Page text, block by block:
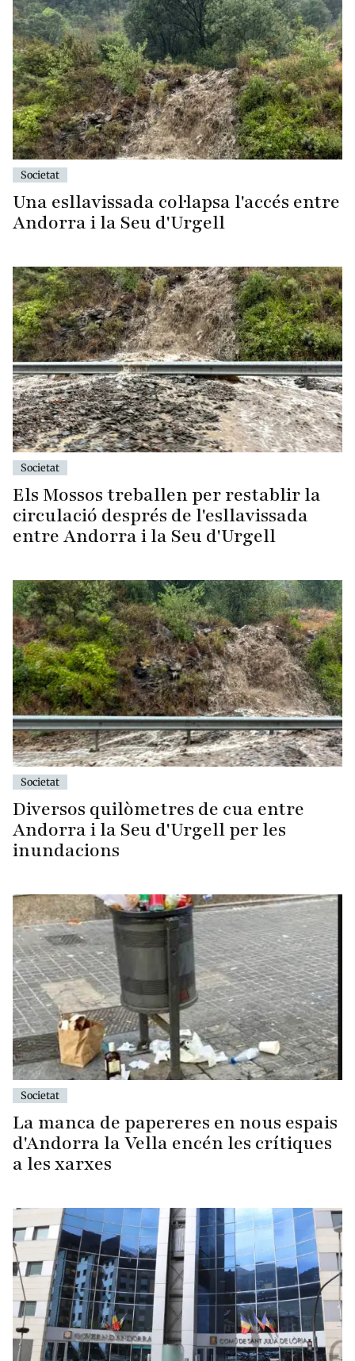
Societat
Una esllavissada col·lapsa l'accés entre
Andorra i la Seu d'Urgell
Societat
Els Mossos treballen per restablir la
circulació després de l'esllavissada
entre Andorra i la Seu d'Urgell
Societat
Diversos quilòmetres de cua entre
Andorra i la Seu d'Urgell per les
inundacions
Societat
La manca de papereres en nous espais
d'Andorra la Vella encén les crítiques
a les xarxes